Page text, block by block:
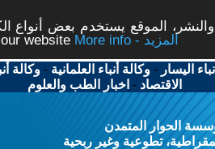
الموقع يستخدم بعض أنواع
website
More info - المزيد
اليسار -وكالة أنباء العلمانية -وكالة
الاقتصاد - اخبار الطب والعلوم
الحوار المتمدن
تطوعية وغير ربحية